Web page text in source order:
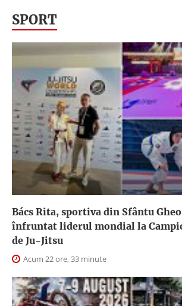
SPORT
Bács Rita, sportiva din Sfântu
înfruntat liderul mondial la
de Ju-Jitsu
Acum 22 ore, 33 minute